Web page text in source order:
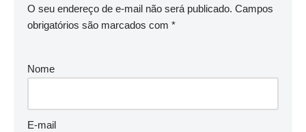
O seu endereço de e-mail não será publicado. Campos
obrigatórios são marcados com *
Nome
E-mail